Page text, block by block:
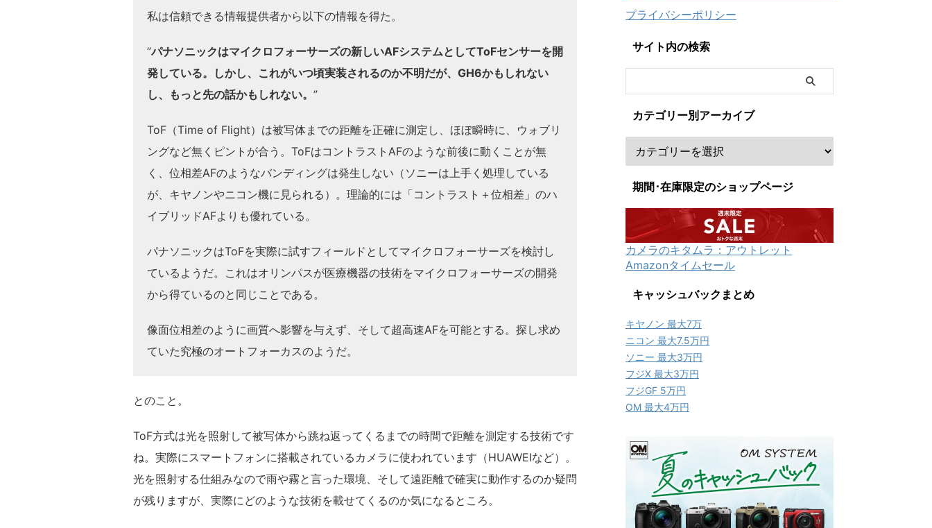
私は信頼できる情報提供者から以下の情報を得た。
”パナソニックはマイクロフォーサーズの新しいAFシステムとしてToFセンサーを開
発している。しかし、これがいつ頃実装されるのか不明だが、GH6かもしれない
し、もっと先の話かもしれない。 ”
ToF（Time of Flight）は被写体までの距離を正確に測定し、ほぼ瞬時に、ウォブリ
ングなど無くピントが合う。ToFはコントラストAFのような前後に動くことが無
く、位相差AFのようなバンディングは発生しない（ソニーは上手く処理している
が、キヤノンやニコン機に見られる）。理論的には「コントラスト＋位相差」のハ
イブリッドAFよりも優れている。
パナソニックはToFを実際に試すフィールドとしてマイクロフォーサーズを検討し
ているようだ。これはオリンパスが医療機器の技術をマイクロフォーサーズの開発
から得ているのと同じことである。
像面位相差のように画質へ影響を与えず、そして超高速AFを可能とする。探し求め
ていた究極のオートフォーカスのようだ。
とのこと。
ToF方式は光を照射して被写体から跳ね返ってくるまでの時間で距離を測定する技術です
ね。実際にスマートフォンに搭載されているカメラに使われています（HUAWEIなど）。
光を照射する仕組みなので雨や霧と言った環境、そして遠距離で確実に動作するのか疑問
が残りますが、実際にどのような技術を載せてくるのか気になるところ。
プライバシーポリシー
サイト内の検索
カテゴリー別アーカイブ
期間･在庫限定のショップページ
カメラのキタムラ：アウトレット
Amazonタイムセール
キャッシュバックまとめ
キヤノン 最大7万
ニコン 最大7.5万円
ソニー 最大3万円
フジX 最大3万円
フジGF 5万円
OM 最大4万円